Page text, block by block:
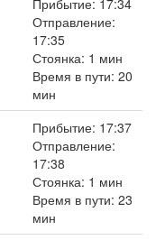
Прибытие: 17:34
Отправление:
17:35
Стоянка: 1 мин
Время в пути: 20
мин
Прибытие: 17:37
Отправление:
17:38
Стоянка: 1 мин
Время в пути: 23
мин